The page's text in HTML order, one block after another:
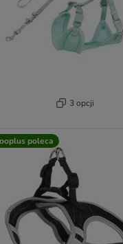
3 opcji
poleca